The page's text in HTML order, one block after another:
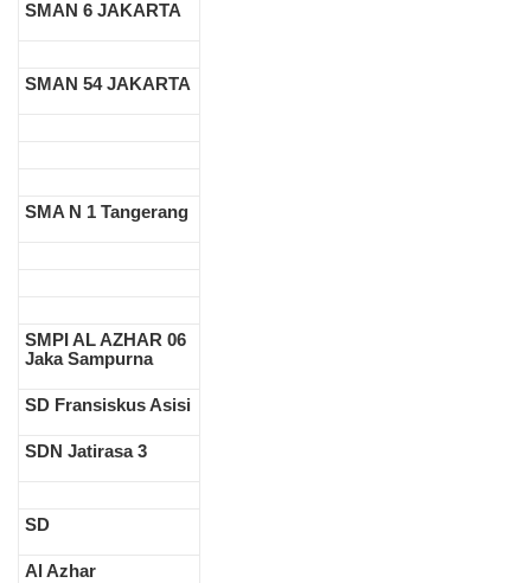
SMAN 6 JAKARTA
SMAN 54 JAKARTA
SMA N 1 Tangerang
SMPI AL AZHAR 06
Jaka Sampurna
SD Fransiskus Asisi
SDN Jatirasa 3
SD
Al Azhar